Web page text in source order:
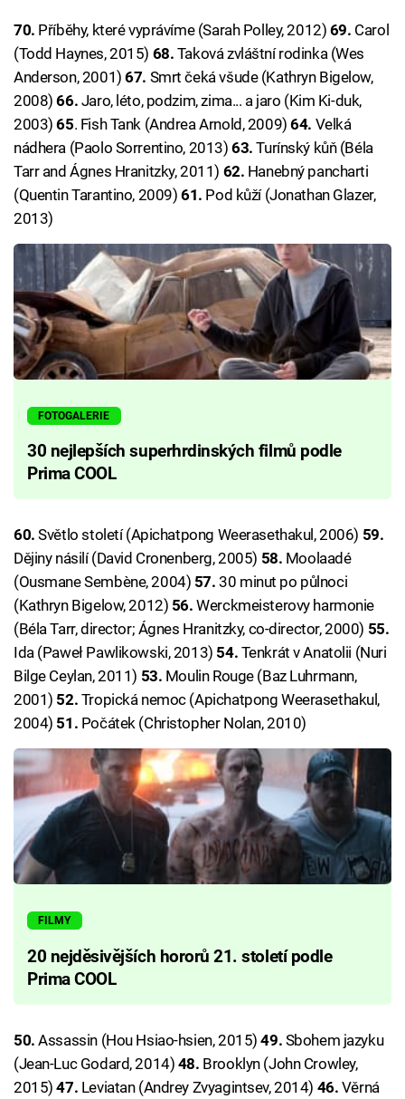
70. Příběhy, které vyprávíme (Sarah Polley, 2012) 69. Carol
(Todd Haynes, 2015) 68. Taková zvláštní rodinka (Wes
Anderson, 2001)67. Smrt čeká všude (Kathryn Bigelow,
2008)66. Jaro, léto, podzim, zima... a jaro (Kim Ki-duk,
2003)65. Fish Tank (Andrea Arnold, 2009)64. Velká
nádhera (Paolo Sorrentino, 2013)63. Turínský kůň (Béla
Tarr and Ágnes Hranitzky, 2011) 62. Hanebný pancharti
(Quentin Tarantino, 2009)61. Pod kůží (Jonathan Glazer,
2013)
FOTOGALERIE
30 nejlepších superhrdinských filmů podle
Prima COOL
60. Světlo století (Apichatpong Weerasethakul, 2006) 59.
Dějiny násilí (David Cronenberg, 2005) 58. Moolaadé
(Ousmane Sembène, 2004) 57. 30 minut po půlnoci
(Kathryn Bigelow, 2012) 56. Werckmeisterovy harmonie
(Béla Tarr, director; Ágnes Hranitzky, co-director, 2000) 55.
Ida (Paweł Pawlikowski, 2013) 54. Tenkrát v Anatolii (Nuri
Bilge Ceylan, 2011) 53. Moulin Rouge (Baz Luhrmann,
2001) 52. Tropická nemoc (Apichatpong Weerasethakul,
2004) 51. Počátek (Christopher Nolan, 2010)
FILMY
20 nejděsivějších hororů 21. století podle
Prima COOL
50. Assassin (Hou Hsiao-hsien, 2015)49. Sbohem jazyku
(Jean-Luc Godard, 2014) 48. Brooklyn (John Crowley,
2015)47. Leviatan (Andrey Zvyagintsev, 2014) 46. Věrná